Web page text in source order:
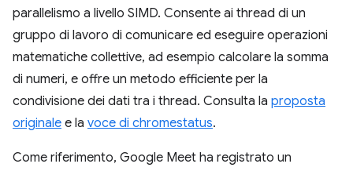
parallelismo a livello SIMD. Consente ai thread di un
gruppo di lavoro di comunicare ed eseguire operazioni
matematiche collettive, ad esempio calcolare la somma
di numeri, e offre un metodo efficiente per la
condivisione dei dati tra i thread. Consulta la proposta
originale e la voce di chromestatus.
Come riferimento, Google Meet ha registrato un